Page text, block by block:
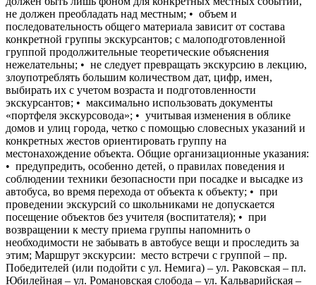
не должен преобладать над местным; • объем и
последовательность общего материала зависит от состава
конкретной группы экскурсантов; с малоподготовленной
группой продолжительные теоретические объяснения
нежелательны; • не следует превращать экскурсию в лекцию,
злоупотреблять большим количеством дат, цифр, имен,
выбирать их с учетом возраста и подготовленности
экскурсантов; • максимально использовать документы
«портфеля экскурсовода»; • учитывая изменения в облике
домов и улиц города, четко с помощью словесных указаний и
конкретных жестов ориентировать группу на
местонахождение объекта. Общие организационные указания:
• предупредить, особенно детей, о правилах поведения и
соблюдении техники безопасности при посадке и высадке из
автобуса, во время перехода от объекта к объекту; • при
проведении экскурсий со школьниками не допускается
посещение объектов без учителя (воспитателя); • при
возвращении к месту приема группы напомнить о
необходимости не забывать в автобусе вещи и проследить за
этим; Маршрут экскурсии: место встречи с группой – пр.
Победителей (или подойти с ул. Немига) – ул. Раковская – пл.
Юбилейная – ул. Романовская слобода – ул. Кальварийская –